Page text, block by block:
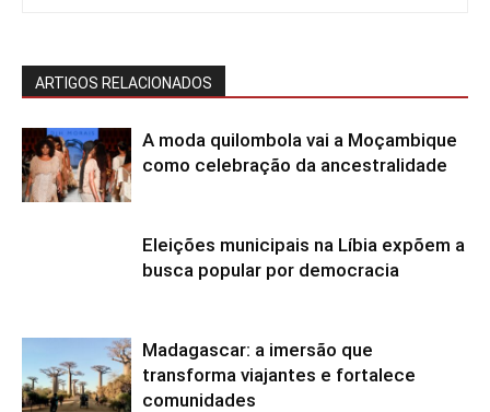
ARTIGOS RELACIONADOS
A moda quilombola vai a Moçambique
como celebração da ancestralidade
Eleições municipais na Líbia expõem a
busca popular por democracia
Madagascar: a imersão que
transforma viajantes e fortalece
comunidades